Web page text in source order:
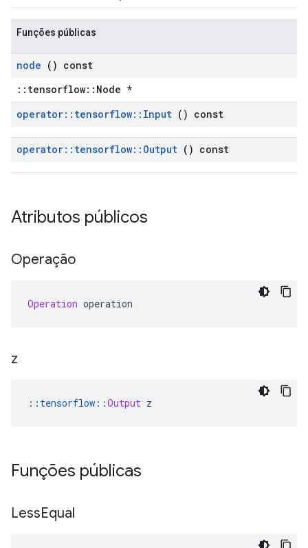
Funções públicas
node () const
::tensorflow::Node *
operator:: tensorflow:: Input () const
operator:: tensorflow:: Output () const
Atributos públicos
Operação
Operation operation
z
:: tensorflow ::Output z
Funções públicas
LessEqual